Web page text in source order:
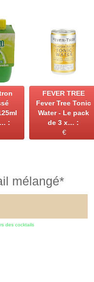
:
FEVER TREE
Fever Tree Tonic
Water - Le pack
de 3 x… :
€
mélangé*
des cocktails